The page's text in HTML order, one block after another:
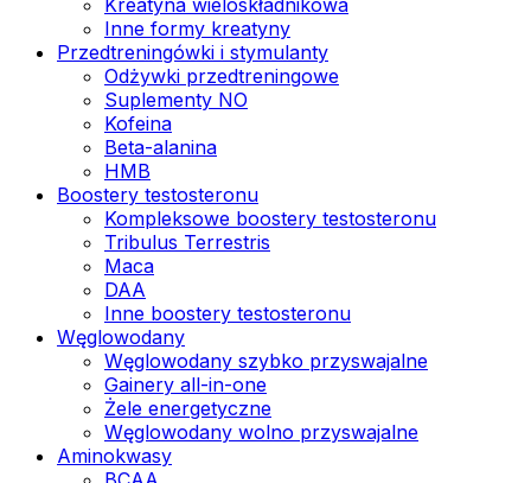
Inne formy kreatyny
Przedtreningówki i stymulanty
Odżywki przedtreningowe
Suplementy NO
Kofeina
Beta-alanina
HMB
Boostery testosteronu
Kompleksowe boostery testosteronu
Tribulus Terrestris
Maca
DAA
Inne boostery testosteronu
Węglowodany
Węglowodany szybko przyswajalne
Gainery all-in-one
Żele energetyczne
Węglowodany wolno przyswajalne
Aminokwasy